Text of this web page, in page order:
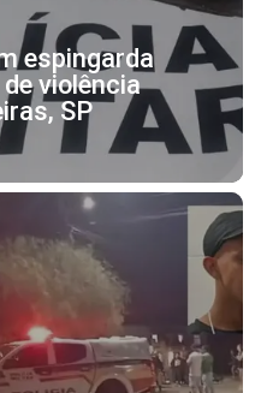
espingarda
violência
SP